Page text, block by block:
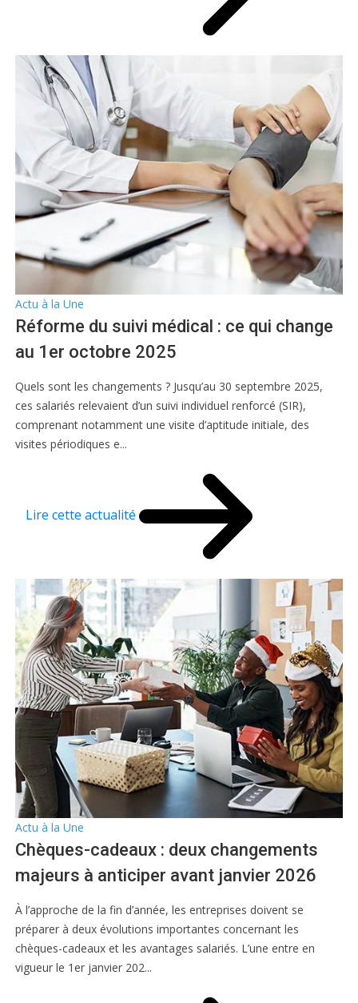
Actu à la Une
Réforme du suivi médical : ce qui change
au 1er octobre 2025
Quels sont les changements ? Jusqu’au 30 septembre 2025,
ces salariés relevaient d’un suivi individuel renforcé (SIR),
comprenant notamment une visite d’aptitude initiale, des
visites périodiques e...
Lire cette actualité
Actu à la Une
Chèques-cadeaux : deux changements
majeurs à anticiper avant janvier 2026
À l’approche de la fin d’année, les entreprises doivent se
préparer à deux évolutions importantes concernant les
chèques-cadeaux et les avantages salariés. L’une entre en
vigueur le 1er janvier 202...